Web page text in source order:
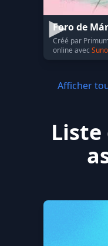
Foro de
Créé par
online avec
Afficher